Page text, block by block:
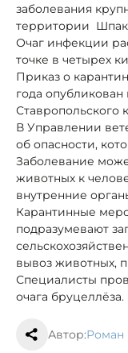
заболевания
территории
Очаг инфекции
точке в четырех
Приказ о
года
Ставропольского
В Управлении
об опасности,
Заболевание
животных к
внутренние
Карантинные
подразумевают
вывоз животных,
Специалисты
очага бруцеллёза.
Автор:Роман